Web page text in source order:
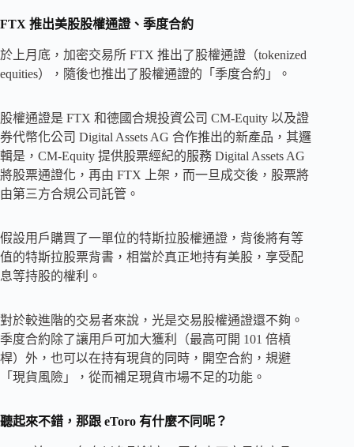
FTX 推出美股股權通證、季度合約
於上月底，加密交易所 FTX 推出了股權通證（tokenized
equities），隨後也推出了股權通證的「季度合約」。
股權通證是 FTX 和德國合規投資公司 CM-Equity 以及證
券代幣化公司 Digital Assets AG 合作推出的新產品，其邏
輯是，CM-Equity 提供股票經紀的服務 Digital Assets AG
將股票通證化，再由 FTX 上架，而一旦成交後，股票將
由第三方合規公司託管。
假設用戶購買了一單位的特斯拉股權通證，背後將有等
值的特斯拉股票背書，相當於真正地持有美股，享受配
息等持股的權利。
對於較進階的交易者來說，光是交易股權通證還不夠。
季度合約除了讓用戶可加大獲利（最高可開 101 倍槓
桿）外，也可以在持有現貨的同時，開空合約，規避
「現貨風險」，從而補足現貨市場不足的功能。
聽起來不錯，那跟 eToro 有什麼不同呢？